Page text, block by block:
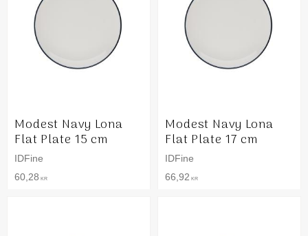
Modest Navy Lona
Flat Plate 15 cm
IDFine
60,28 KR
Modest Navy Lona
Flat Plate 17 cm
IDFine
66,92 KR